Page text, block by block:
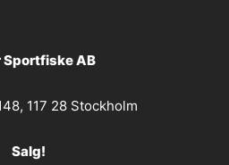
Sportfiske AB
117 28 Stockholm
Salg!